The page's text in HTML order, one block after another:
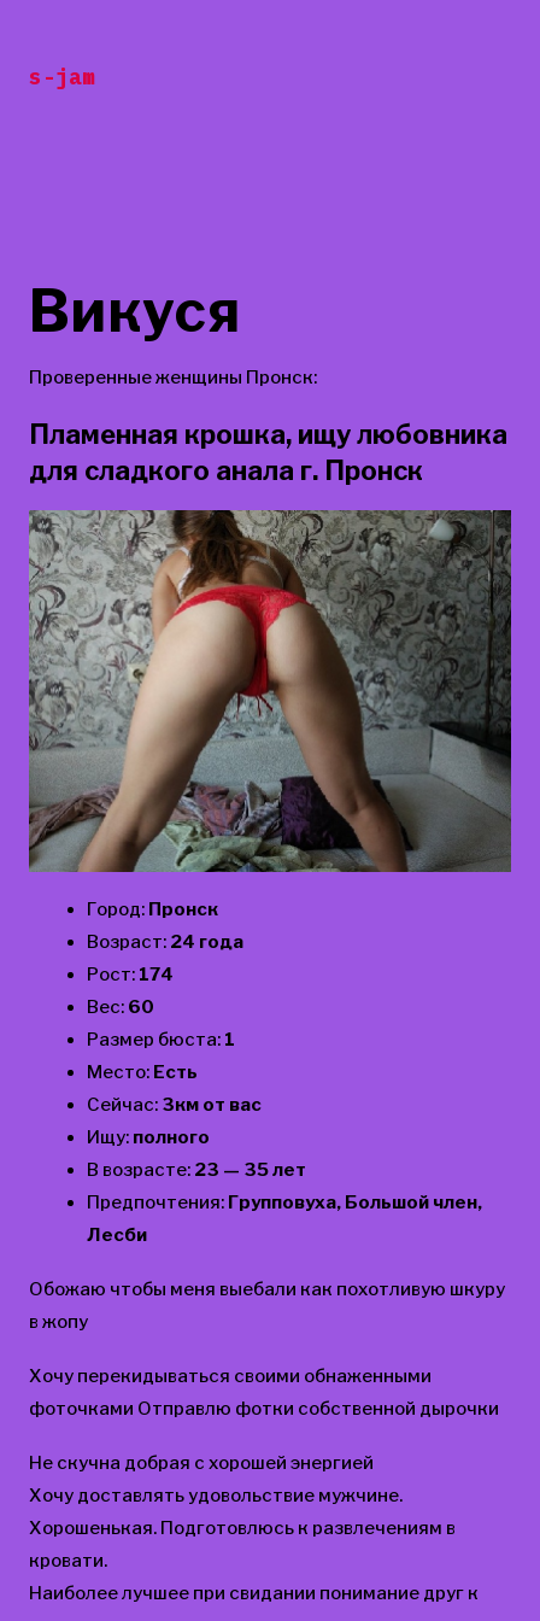
содержанию
s-jam
Викуся
Проверенные женщины Пронск:
Пламенная крошка, ищу любовника
для сладкого анала г. Пронск
Город: Пронск
Возраст: 24 года
Рост: 174
Вес: 60
Размер бюста: 1
Место: Есть
Сейчас: 3км от вас
Ищу: полного
В возрасте: 23 — 35 лет
Предпочтения: Групповуха, Большой член,
Лесби
Обожаю чтобы меня выебали как похотливую шкуру
в жопу
Хочу перекидываться своими обнаженными
фоточками Отправлю фотки собственной дырочки
Не скучна добрая с хорошей энергией
Хочу доставлять удовольствие мужчине.
Хорошенькая. Подготовлюсь к развлечениям в
кровати.
Наиболее лучшее при свидании понимание друг к